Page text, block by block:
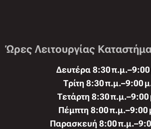
Ώρες Λειτουργίας
Δευτέρα 8:30
Τρίτη 8:30 π.μ.–9:00
Τετάρτη 8:30 π.μ.–9:00
Πέμπτη 8:00 π.μ.–9:00
Παρασκευή 8:00